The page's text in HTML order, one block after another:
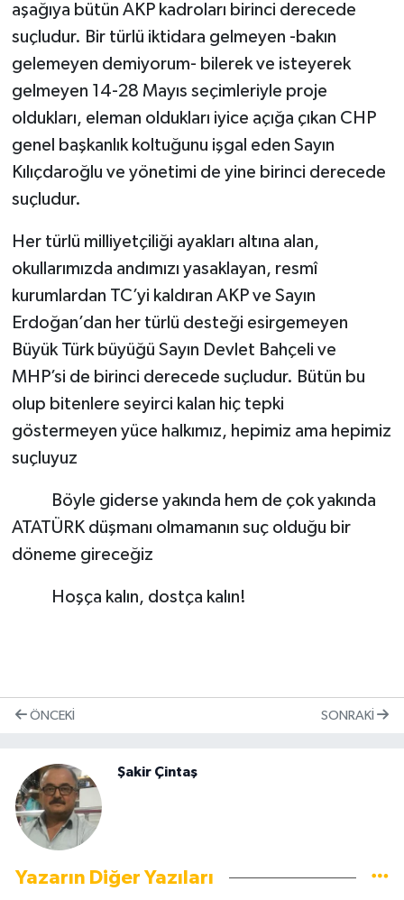
aşağıya bütün AKP kadroları birinci derecede
suçludur. Bir türlü iktidara gelmeyen -bakın
gelemeyen demiyorum- bilerek ve isteyerek
gelmeyen 14-28 Mayıs seçimleriyle proje
oldukları, eleman oldukları iyice açığa çıkan CHP
genel başkanlık koltuğunu işgal eden Sayın
Kılıçdaroğlu ve yönetimi de yine birinci derecede
suçludur.
Her türlü milliyetçiliği ayakları altına alan,
okullarımızda andımızı yasaklayan, resmî
kurumlardan TC’yi kaldıran AKP ve Sayın
Erdoğan’dan her türlü desteği esirgemeyen
Büyük Türk büyüğü Sayın Devlet Bahçeli ve
MHP’si de birinci derecede suçludur. Bütün bu
olup bitenlere seyirci kalan hiç tepki
göstermeyen yüce halkımız, hepimiz ama hepimiz
suçluyuz
Böyle giderse yakında hem de çok yakında
ATATÜRK düşmanı olmamanın suç olduğu bir
döneme gireceğiz
Hoşça kalın, dostça kalın!
ÖNCEKI SONRAKI
Şakir Çintaş
Yazarın Diğer Yazıları